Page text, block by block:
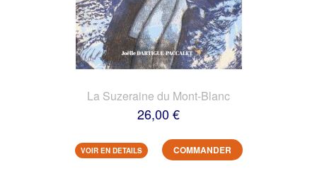
La Suzeraine du Mont-Blanc
26,00 €
VOIR EN DETAILS COMMANDER